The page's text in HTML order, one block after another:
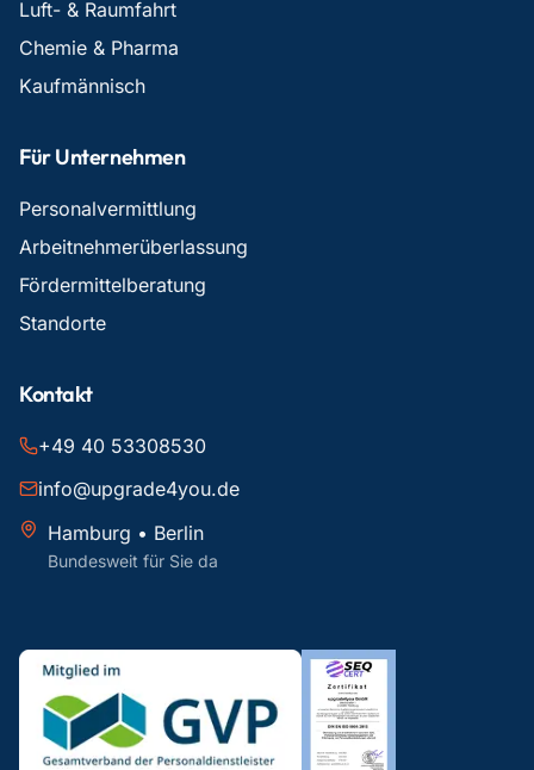
Luft- & Raumfahrt
Chemie & Pharma
Kaufmännisch
Für Unternehmen
Personalvermittlung
Arbeitnehmerüberlassung
Fördermittelberatung
Standorte
Kontakt
+49 40 53308530
info@upgrade4you.de
Hamburg • Berlin
Bundesweit für Sie da